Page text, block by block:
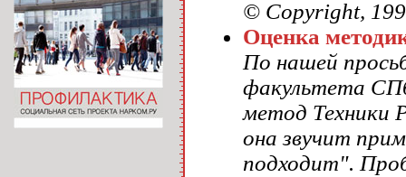
© Copyright,
Оценка
По нашей
факультета
метод Техники
она звучит
подходит".